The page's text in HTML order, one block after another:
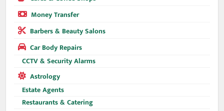
Money Transfer
Barbers & Beauty Salons
Car Body Repairs
CCTV & Security Alarms
Astrology
Estate Agents
Restaurants & Catering